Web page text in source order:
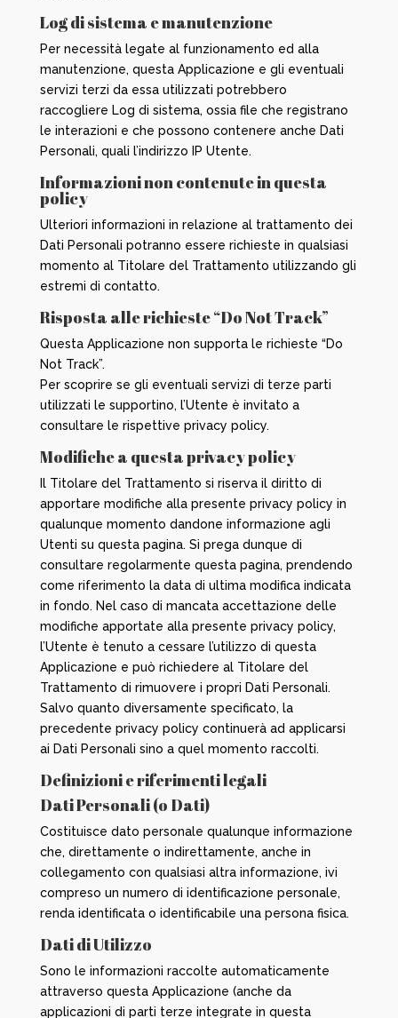
Log di sistema e manutenzione
Per necessità legate al funzionamento ed alla
manutenzione, questa Applicazione e gli eventuali
servizi terzi da essa utilizzati potrebbero
raccogliere Log di sistema, ossia file che registrano
le interazioni e che possono contenere anche Dati
Personali, quali l’indirizzo IP Utente.
Informazioni non contenute in questa
policy
Ulteriori informazioni in relazione al trattamento dei
Dati Personali potranno essere richieste in qualsiasi
momento al Titolare del Trattamento utilizzando gli
estremi di contatto.
Risposta alle richieste “Do Not Track”
Questa Applicazione non supporta le richieste “Do
Not Track”.
Per scoprire se gli eventuali servizi di terze parti
utilizzati le supportino, l’Utente è invitato a
consultare le rispettive privacy policy.
Modifiche a questa privacy policy
Il Titolare del Trattamento si riserva il diritto di
apportare modifiche alla presente privacy policy in
qualunque momento dandone informazione agli
Utenti su questa pagina. Si prega dunque di
consultare regolarmente questa pagina, prendendo
come riferimento la data di ultima modifica indicata
in fondo. Nel caso di mancata accettazione delle
modifiche apportate alla presente privacy policy,
l’Utente è tenuto a cessare l’utilizzo di questa
Applicazione e può richiedere al Titolare del
Trattamento di rimuovere i propri Dati Personali.
Salvo quanto diversamente specificato, la
precedente privacy policy continuerà ad applicarsi
ai Dati Personali sino a quel momento raccolti.
Definizioni e riferimenti legali
Dati Personali (o Dati)
Costituisce dato personale qualunque informazione
che, direttamente o indirettamente, anche in
collegamento con qualsiasi altra informazione, ivi
compreso un numero di identificazione personale,
renda identificata o identificabile una persona fisica.
Dati di Utilizzo
Sono le informazioni raccolte automaticamente
attraverso questa Applicazione (anche da
applicazioni di parti terze integrate in questa